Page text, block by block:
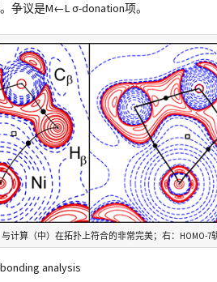
争议是M←L σ-donation项。
计算（中）在拓扑上符合的非常完美；右：HOMO-7
analysis